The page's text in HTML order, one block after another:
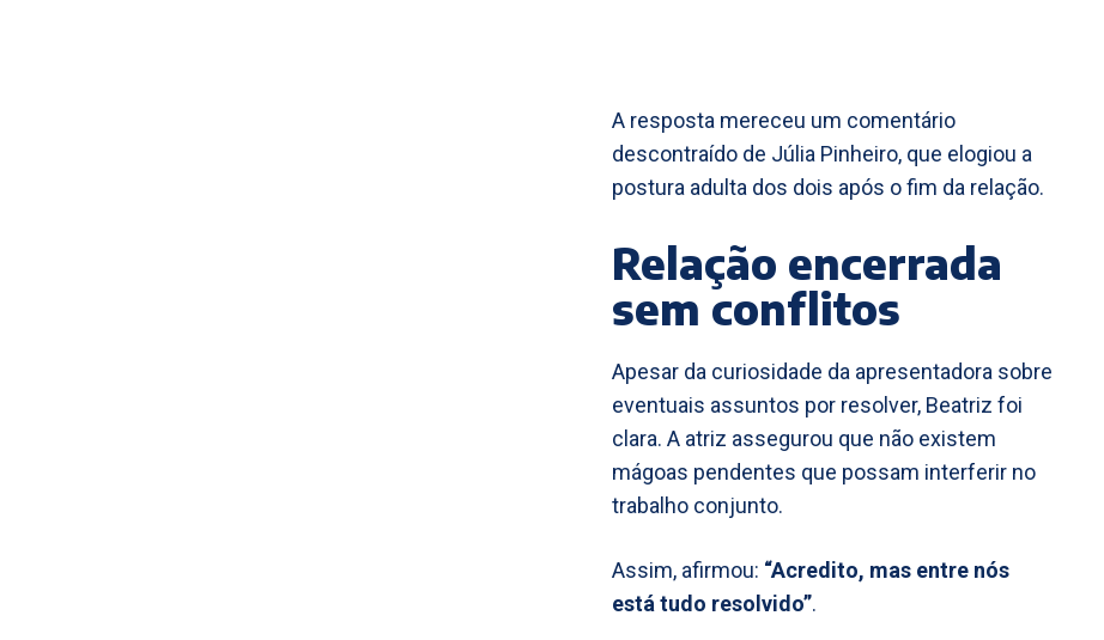
A resposta mereceu um comentário
descontraído de Júlia Pinheiro, que elogiou a
postura adulta dos dois após o fim da relação.
Relação encerrada
sem conflitos
Apesar da curiosidade da apresentadora sobre
eventuais assuntos por resolver, Beatriz foi
clara. A atriz assegurou que não existem
mágoas pendentes que possam interferir no
trabalho conjunto.
Assim, afirmou: “Acredito, mas entre nós
está tudo resolvido”.